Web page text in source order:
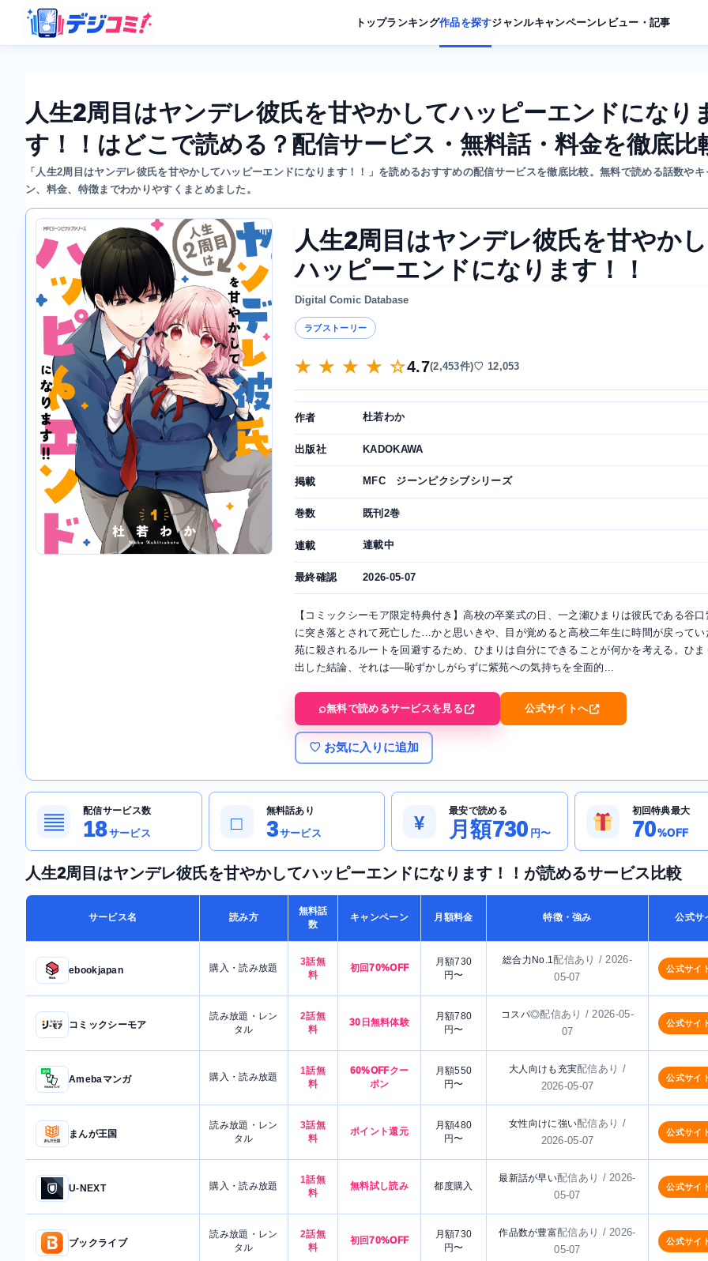
トップランキング作品を探すジャンルキャンペーンレビュー・記事
人生2周目はヤンデレ彼氏を甘やかしてハッピーエンドになり
す！！はどこで読める？配信サービス・無料話・料金を徹底比
「人生2周目はヤンデレ彼氏を甘やかしてハッピーエンドになります！！」を読めるおすすめの配信サービスを徹底比較。無料で読める話数やキ
ン、料金、特徴までわかりやすくまとめました。
人生2周目はヤンデレ彼氏を甘やか
ハッピーエンドになります！！
Digital Comic Database
ラブストーリー
★ ★ ★ ★ ☆4.7(2,453件)♡ 12,053
作者 杜若わか
出版社 KADOKAWA
掲載 MFC ジーンピクシブシリーズ
巻数 既刊2巻
連載 連載中
最終確認 2026-05-07
【コミックシーモア限定特典付き】高校の卒業式の日、一之瀬ひまりは彼氏である谷口
に突き落とされて死亡した…かと思いきや、目が覚めると高校二年生に時間が戻って
苑に殺されるルートを回避するため、ひまりは自分にできることが何かを考える。ひま
出した結論、それは──恥ずかしがらずに紫苑への気持ちを全面的...
無料で読めるサービスを見る 公式サイトへ
♡ お気に入りに追加
▤
配信サービス数
18サービス □
無料話あり
3サービス ¥
最安で読める
月額730 円〜
初回特典最大
70%OFF
人生2周目はヤンデレ彼氏を甘やかしてハッピーエンドになります！！が読めるサービス比較
サービス名 読み方
無料話
数
キャンペーン 月額料金 特徴・強み 公式サ
ebookjapan 購入・読み放題
3話無
料
初回70%OFF
月額730
円〜
総合力No.1配信あり / 2026-
05-07
公式サイ
コミックシーモア
読み放題・レン
タル
2話無
料
30日無料体験
月額780
円〜
コスパ◎配信あり / 2026-05-
07
公式サイ
Amebaマンガ 購入・読み放題
1話無
料
60%OFFクー
ポン
月額550
円〜
大人向けも充実配信あり /
2026-05-07
公式サイ
まんが王国
読み放題・レン
タル
3話無
料
ポイント還元
月額480
円〜
女性向けに強い配信あり /
2026-05-07
公式サイ
U-NEXT 購入・読み放題
1話無
料
無料試し読み 都度購入
最新話が早い配信あり / 2026-
05-07
公式サイ
ブックライブ
読み放題・レン
タル
2話無
料
初回70%OFF
月額730
円〜
作品数が豊富配信あり / 2026-
05-07
公式サイ